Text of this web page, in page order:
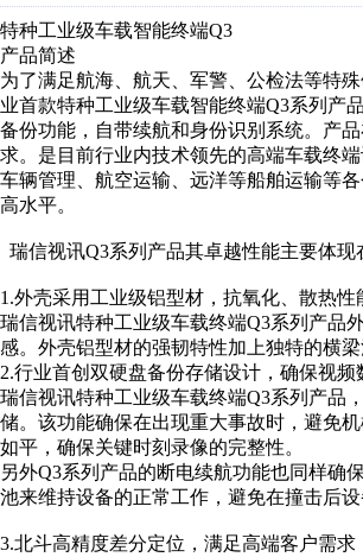
特种工业级车载智能终端Q3
产品简述
为了满足航海、航天、军警、公检法等特
业首款特种工业级车载智能终端Q3系列产
备份功能，自带续航和身份识别系统。产
求。是目前行业内技术领先的高端车载终
车辆管理、航空运输、远洋等船舶运输等
高水平。
瑞信视讯Q3系列产品其卓越性能主要体现
1.外壳采用工业级铝型材，抗氧化、散热性
瑞信视讯特种工业级车载终端Q3系列产品
感。外壳铝型材的强韧特性加上独特的横
2.行业首创双硬盘备份存储设计，确保视频
瑞信视讯特种工业级车载终端Q3系列产品
储。该功能确保在出现重大事故时，避免
如平，确保关键时刻录像的完整性。
另外Q3系列产品的断电续航功能也同样确
池来维持设备的正常工作，避免在撞击后
3.北斗高精度差分定位，满足高端客户需求